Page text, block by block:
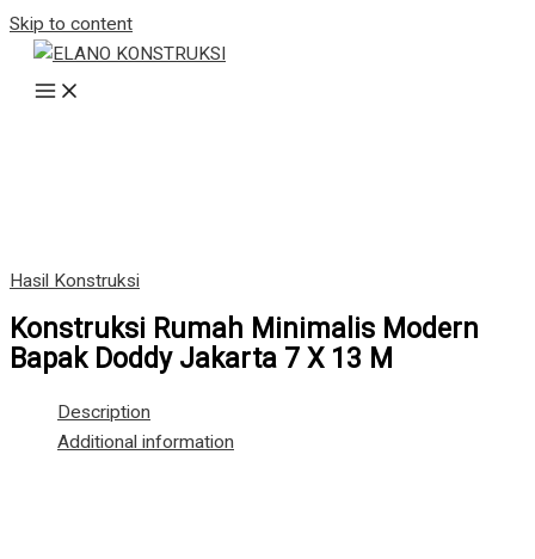
Skip to content
Hasil Konstruksi
Konstruksi Rumah Minimalis Modern
Bapak Doddy Jakarta 7 X 13 M
Description
Additional information